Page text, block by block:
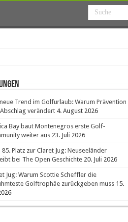
Trend im Golfurlaub: Warum Prävention
verändert 4. August 2026
Bay baut Montenegros erste Golf-
weiter aus 23. Juli 2026
85. Platz zur Claret Jug: Neuseeländer
bei The Open Geschichte 20. Juli 2026
Jug: Warum Scottie Scheffler die
Golftrophäe zurückgeben muss 15.